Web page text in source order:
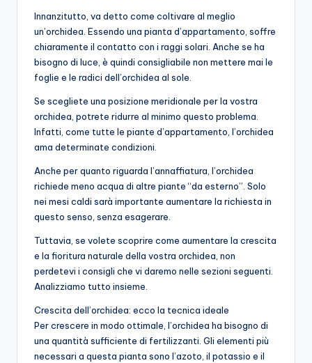
Innanzitutto, va detto come coltivare al meglio
un’orchidea. Essendo una pianta d’appartamento, soffre
chiaramente il contatto con i raggi solari. Anche se ha
bisogno di luce, è quindi consigliabile non mettere mai le
foglie e le radici dell’orchidea al sole.
Se scegliete una posizione meridionale per la vostra
orchidea, potrete ridurre al minimo questo problema.
Infatti, come tutte le piante d’appartamento, l’orchidea
ama determinate condizioni.
Anche per quanto riguarda l’annaffiatura, l’orchidea
richiede meno acqua di altre piante “da esterno”. Solo
nei mesi caldi sarà importante aumentare la richiesta in
questo senso, senza esagerare.
Tuttavia, se volete scoprire come aumentare la crescita
e la fioritura naturale della vostra orchidea, non
perdetevi i consigli che vi daremo nelle sezioni seguenti.
Analizziamo tutto insieme.
Crescita dell’orchidea: ecco la tecnica ideale
Per crescere in modo ottimale, l’orchidea ha bisogno di
una quantità sufficiente di fertilizzanti. Gli elementi più
necessari a questa pianta sono l’azoto, il potassio e il